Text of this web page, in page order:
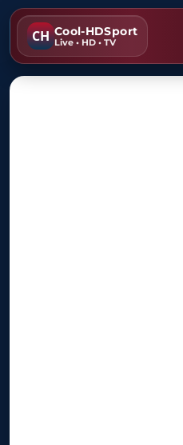
CH Cool-HDSport
Live • HD • TV